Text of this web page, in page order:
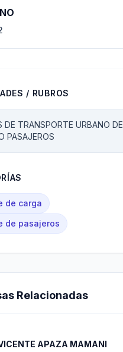
/ RUBROS
DE TRANSPORTE URBANO DE
PASAJEROS
de carga
de pasajeros
Relacionadas
APAZA MAMANI